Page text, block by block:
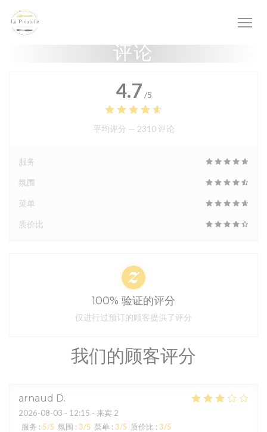
Cookie管理面板
评论
我们的顾客评分
arnaud D
2026-08-03 - 12:15 - 来宾 2
服务 : 5/5 氛围 : 3/5 菜单 : 3/5 质价比 : 3/5
4.7 /5
平均评分 — 2310 评论
服务
氛围
菜单
质价比
100% 验证的评分
仅进行过预订的顾客提供了评分